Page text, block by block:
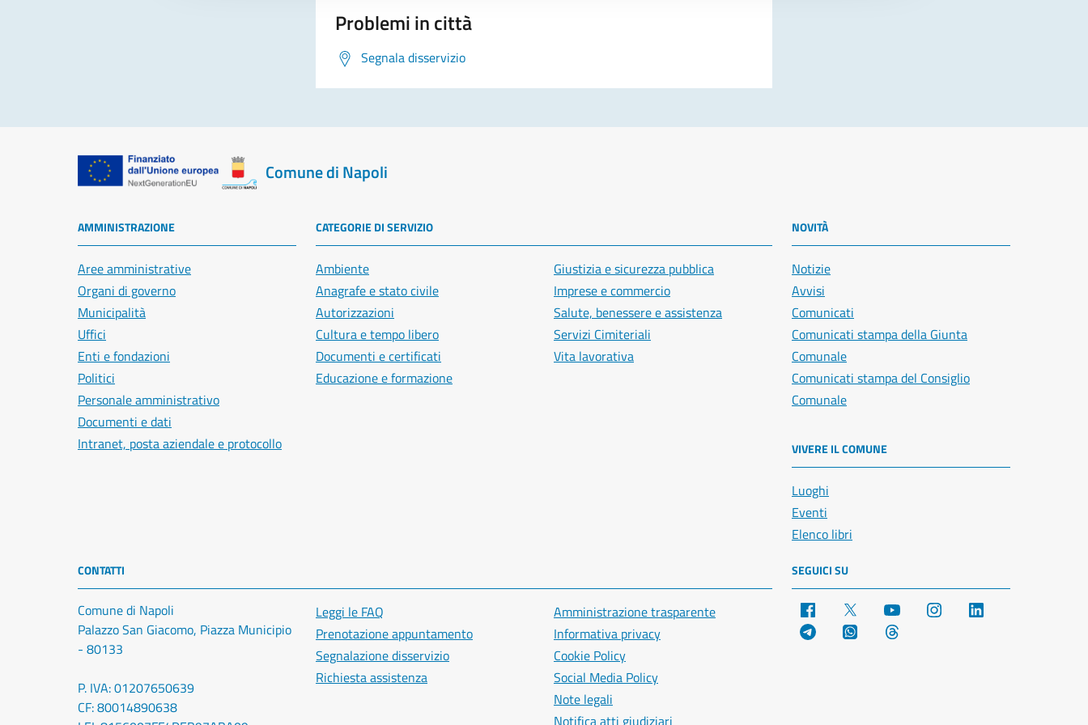
Problemi in città
Segnala disservizio
Comune di Napoli
AMMINISTRAZIONE
Aree amministrative
Organi di governo
Municipalità
Uffici
Enti e fondazioni
Politici
Personale amministrativo
Documenti e dati
Intranet, posta aziendale e protocollo
CATEGORIE DI SERVIZIO
Ambiente
Anagrafe e stato civile
Autorizzazioni
Cultura e tempo libero
Documenti e certificati
Educazione e formazione
Giustizia e sicurezza pubblica
Imprese e commercio
Salute, benessere e assistenza
Servizi Cimiteriali
Vita lavorativa
NOVITÀ
Notizie
Avvisi
Comunicati
Comunicati stampa della Giunta
Comunale
Comunicati stampa del Consiglio
Comunale
VIVERE IL COMUNE
Luoghi
Eventi
Elenco libri
CONTATTI
Comune di Napoli
Palazzo San Giacomo, Piazza Municipio
- 80133
P. IVA: 01207650639
CF: 80014890638
Leggi le FAQ
Prenotazione appuntamento
Segnalazione disservizio
Richiesta assistenza
Amministrazione trasparente
Informativa privacy
Cookie Policy
Social Media Policy
Note legali
SEGUICI SU
Facebook YouTube Instagram
Telegram WhatsApp